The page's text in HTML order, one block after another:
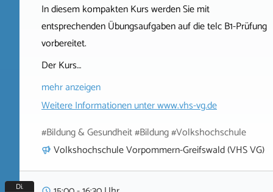
In diesem kompakten Kurs werden Sie mit
entsprechenden Übungsaufgaben auf die telc B1-Prüfung
vorbereitet.
Der Kurs…
mehr anzeigen
Weitere Informationen unterwww.vhs-vg.de
#Bildung & Gesundheit #Bildung #Volkshochschule
Volkshochschule Vorpommern-Greifswald (VHS VG)
Di.